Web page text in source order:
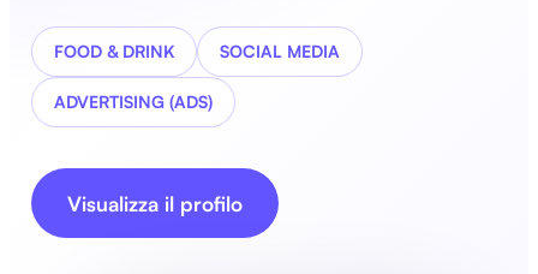
FOOD & DRINK SOCIAL MEDIA
ADVERTISING (ADS)
Visualizza il profilo